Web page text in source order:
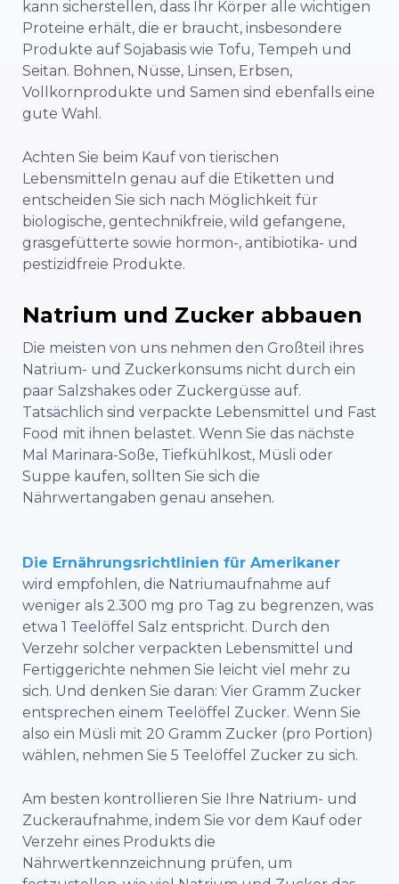
kann sicherstellen, dass Ihr Körper alle wichtigen
Proteine erhält, die er braucht, insbesondere
Produkte auf Sojabasis wie Tofu, Tempeh und
Seitan. Bohnen, Nüsse, Linsen, Erbsen,
Vollkornprodukte und Samen sind ebenfalls eine
gute Wahl.
Achten Sie beim Kauf von tierischen
Lebensmitteln genau auf die Etiketten und
entscheiden Sie sich nach Möglichkeit für
biologische, gentechnikfreie, wild gefangene,
grasgefütterte sowie hormon-, antibiotika- und
pestizidfreie Produkte.
Natrium und Zucker abbauen
Die meisten von uns nehmen den Großteil ihres
Natrium- und Zuckerkonsums nicht durch ein
paar Salzshakes oder Zuckergüsse auf.
Tatsächlich sind verpackte Lebensmittel und Fast
Food mit ihnen belastet. Wenn Sie das nächste
Mal Marinara-Soße, Tiefkühlkost, Müsli oder
Suppe kaufen, sollten Sie sich die
Nährwertangaben genau ansehen.
Die Ernährungsrichtlinien für Amerikaner
wird empfohlen, die Natriumaufnahme auf
weniger als 2.300 mg pro Tag zu begrenzen, was
etwa 1 Teelöffel Salz entspricht. Durch den
Verzehr solcher verpackten Lebensmittel und
Fertiggerichte nehmen Sie leicht viel mehr zu
sich. Und denken Sie daran: Vier Gramm Zucker
entsprechen einem Teelöffel Zucker. Wenn Sie
also ein Müsli mit 20 Gramm Zucker (pro Portion)
wählen, nehmen Sie 5 Teelöffel Zucker zu sich.
Am besten kontrollieren Sie Ihre Natrium- und
Zuckeraufnahme, indem Sie vor dem Kauf oder
Verzehr eines Produkts die
Nährwertkennzeichnung prüfen, um